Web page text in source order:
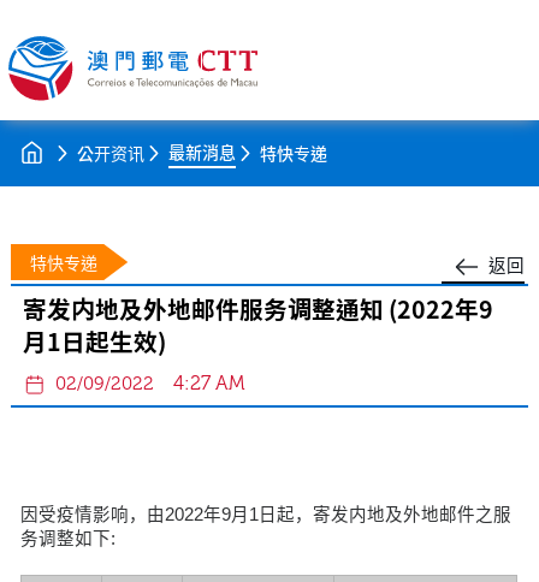
公开资讯 最新消息 特快专递
返回
特快专递
寄发内地及外地邮件服务调整通知 (2022年9
月1日起生效)
02/09/2022 4:27 AM
因受疫情影响，由2022年9月1日起，寄发内地及外地邮件之服
务调整如下: